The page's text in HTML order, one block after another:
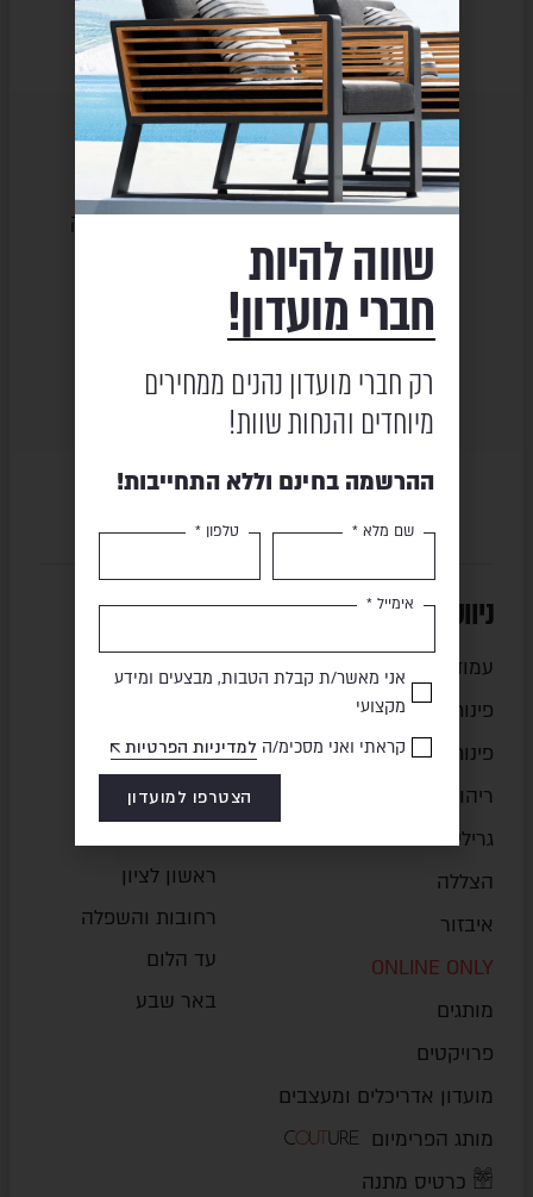
שירות ומקצועיות מוצרים באיכות גבוהה
תשלום מאובטח
ניווט מהיר
עמוד הבית
פינות אוכל
פינות ישיבה
ריהוט משלים
גרילים
הצללה
איבזור
ONLINE ONLY
מותגים
פרויקטים
מועדון אדריכלים ומעצבים
מותג הפרימיום
כרטיס מתנה
סניפים
חיפה והצפון
בני ברק
ירושלים
ראשון לציון
רחובות והשפלה
עד הלום
באר שבע
שווה להיות
חברי מועדון!
רק חברי מועדון נהנים ממחירים
מיוחדים והנחות שוות!
ההרשמה בחינם וללא התחייבות!
שם מלא * טלפון *
אימייל *
אני מאשר/ת קבלת הטבות, מבצעים ומידע
מקצועי
קראתי ואני מסכימ/הלמדיניות הפרטיות
הצטרפו למועדון